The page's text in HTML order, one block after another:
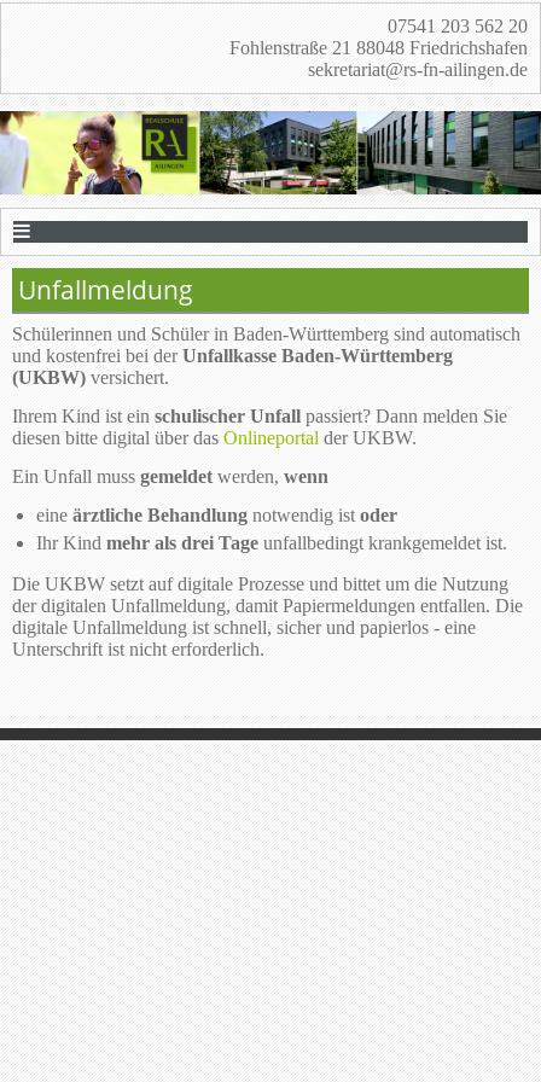
07541 203 562 20
Fohlenstraße 21 88048 Friedrichshafen
sekretariat@rs-fn-ailingen.de
Unfallmeldung
Schülerinnen und Schüler in Baden-Württemberg sind automatisch
und kostenfrei bei derUnfallkasse Baden-Württemberg
(UKBW) versichert.
Ihrem Kind ist ein schulischer Unfall passiert? Dann melden Sie
diesen bitte digital über das Onlineportal der UKBW.
Ein Unfall muss gemeldet werden, wenn
eine ärztliche Behandlung notwendig ist oder
Ihr Kind mehr als drei Tage unfallbedingt krankgemeldet ist.
Die UKBW setzt auf digitale Prozesse und bittet um die Nutzung
der digitalen Unfallmeldung, damit Papiermeldungen entfallen. Die
digitale Unfallmeldung ist schnell, sicher und papierlos - eine
Unterschrift ist nicht erforderlich.